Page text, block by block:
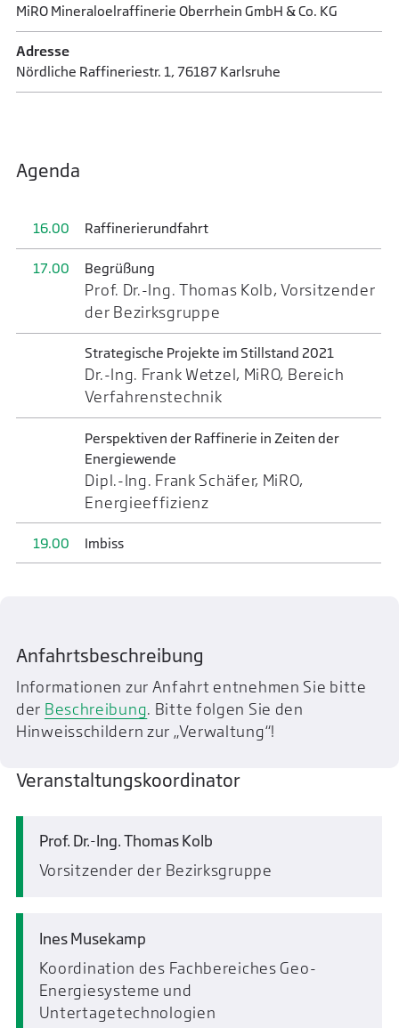
MiRO Mineraloelraffinerie Oberrhein GmbH & Co. KG
Adresse
Nördliche Raffineriestr. 1, 76187 Karlsruhe
Agenda
16.00 Raffinerierundfahrt
17.00 Begrüßung
Prof. Dr.-Ing. Thomas Kolb, Vorsitzender
der Bezirksgruppe
Strategische Projekte im Stillstand 2021
Dr.-Ing. Frank Wetzel, MiRO, Bereich
Verfahrenstechnik
Perspektiven der Raffinerie in Zeiten der
Energiewende
Dipl.-Ing. Frank Schäfer, MiRO,
Energieeffizienz
19.00 Imbiss
Anfahrtsbeschreibung
Informationen zur Anfahrt entnehmen Sie bitte
der Beschreibung. Bitte folgen Sie den
Hinweisschildern zur „Verwaltung“!
Veranstaltungskoordinator
Prof. Dr.-Ing. Thomas Kolb
Vorsitzender der Bezirksgruppe
Ines Musekamp
Koordination des Fachbereiches Geo-
Energiesysteme und
Untertagetechnologien